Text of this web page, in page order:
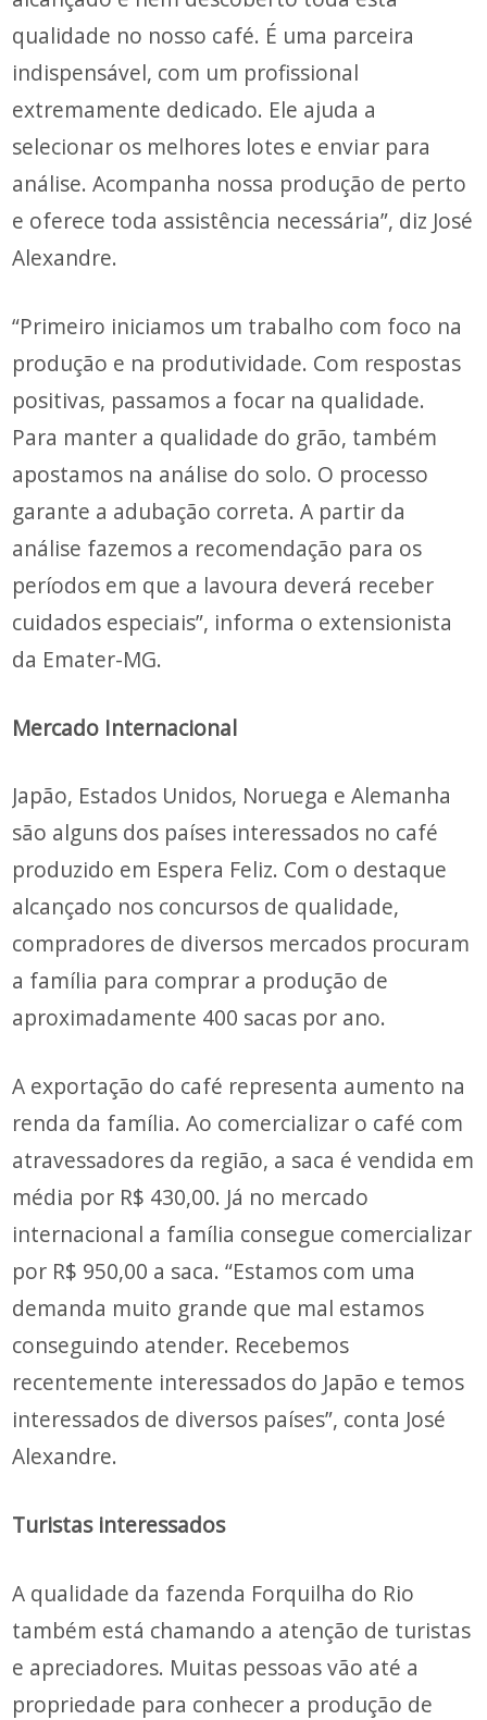
qualidade no nosso café. É uma parceira
indispensável, com um profissional
extremamente dedicado. Ele ajuda a
selecionar os melhores lotes e enviar para
análise. Acompanha nossa produção de perto
e oferece toda assistência necessária”, diz José
Alexandre.
“Primeiro iniciamos um trabalho com foco na
produção e na produtividade. Com respostas
positivas, passamos a focar na qualidade.
Para manter a qualidade do grão, também
apostamos na análise do solo. O processo
garante a adubação correta. A partir da
análise fazemos a recomendação para os
períodos em que a lavoura deverá receber
cuidados especiais”, informa o extensionista
da Emater-MG.
Mercado Internacional
Japão, Estados Unidos, Noruega e Alemanha
são alguns dos países interessados no café
produzido em Espera Feliz. Com o destaque
alcançado nos concursos de qualidade,
compradores de diversos mercados procuram
a família para comprar a produção de
aproximadamente 400 sacas por ano.
A exportação do café representa aumento na
renda da família. Ao comercializar o café com
atravessadores da região, a saca é vendida em
média por R$ 430,00. Já no mercado
internacional a família consegue comercializar
por R$ 950,00 a saca. “Estamos com uma
demanda muito grande que mal estamos
conseguindo atender. Recebemos
recentemente interessados do Japão e temos
interessados de diversos países”, conta José
Alexandre.
Turistas interessados
A qualidade da fazenda Forquilha do Rio
também está chamando a atenção de turistas
e apreciadores. Muitas pessoas vão até a
propriedade para conhecer a produção de